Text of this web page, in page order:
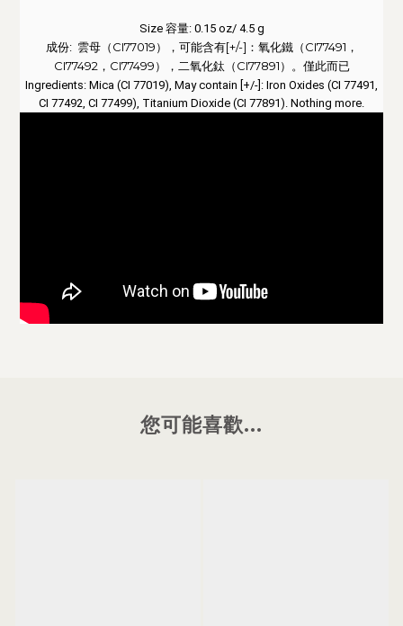
Size 容量: 0.15 oz/ 4.5 g
成份:雲母（CI77019），可能含有[+/-]：氧化鐵（CI77491，
CI77492，CI77499），二氧化鈦（CI77891）。 僅此而已
Ingredients: Mica (CI 77019), May contain [+/-]: Iron Oxides (CI 77491,
CI 77492, CI 77499), Titanium Dioxide (CI 77891). Nothing more.
您可能喜歡...